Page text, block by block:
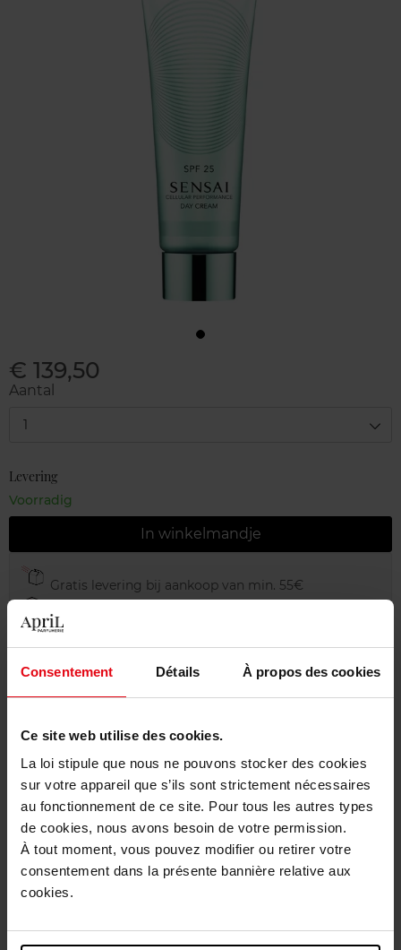
Consentement Détails À propos des cookies
Ce site web utilise des cookies.
La loi stipule que nous ne pouvons stocker des cookies
sur votre appareil que s’ils sont strictement nécessaires
au fonctionnement de ce site. Pour tous les autres types
de cookies, nous avons besoin de votre permission.
À tout moment, vous pouvez modifier ou retirer votre
consentement dans la présente bannière relative aux
cookies.
€ 139,50
Aantal
1
Levering
Voorradig
In winkelmandje
Gratis levering bij aankoop van min. 55€
Gratis retour in je winkelpunt
Gratis verpakking
Karakteristieken
Review Beleid inzake klantbeoordelingen
Nog iets vergeten ?